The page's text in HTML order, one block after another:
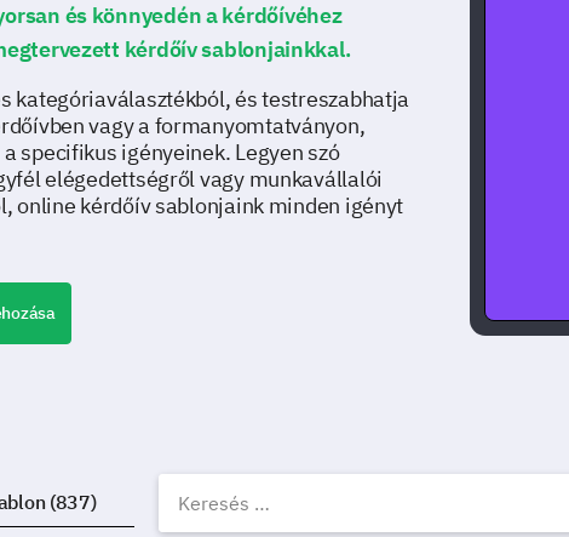
és könnyedén a kérdőívéhez
kérdőív sablonjainkkal.
kategóriaválasztékból, és testreszabhatja
vagy a formanyomtatványon,
specifikus igényeinek. Legyen szó
elégedettségről vagy munkavállalói
online kérdőív sablonjaink minden igényt
Ingyenes
(837)